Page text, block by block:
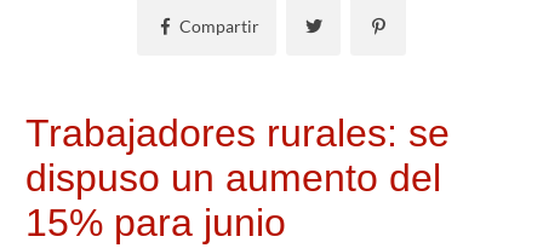
Compartir
Trabajadores rurales: se
dispuso un aumento del
15% para junio